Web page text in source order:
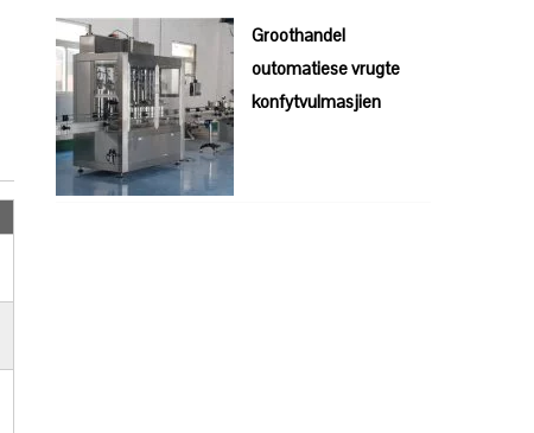
Groothandel
outomatiese vrugte
konfytvulmasjien